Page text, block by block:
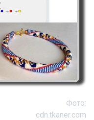
Фото:
cdn.tkaner.com